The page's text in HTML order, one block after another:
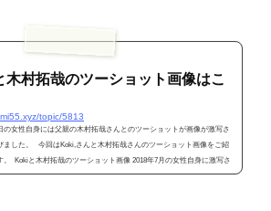
木村拓哉のツーショット画像はこ
topic/5813
の女性自身には父親の木村拓哉さんとのツーショットが画像が激写さ
ました。 今回はKoki,さんと木村拓哉さんのツーショット画像をご紹
。 Kokiと木村拓哉のツーショット画像 2018年7月の女性自身に激写さ
と父親の木村拓哉さんとのツーショット画像です。 （画像引用元 htt